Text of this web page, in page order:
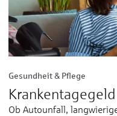
Gesundheit & Pflege
Krankentagegeld
Ob Autounfall,